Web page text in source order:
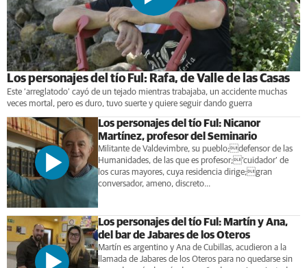
Los personajes del tío Ful: Rafa, de Valle de las Casas
Este ‘arreglatodo’ cayó de un tejado mientras trabajaba, un accidente muchas
veces mortal, pero es duro, tuvo suerte y quiere seguir dando guerra
Los personajes del tío Ful: Nicanor
Martínez, profesor del Seminario
Militante de Valdevimbre, su pueblo;defensor de las
Humanidades, de las que es profesor;‘cuidador’ de
los curas mayores, cuya residencia dirige;gran
conversador, ameno, discreto...
Los personajes del tío Ful: Martín y Ana,
del bar de Jabares de los Oteros
Martín es argentino y Ana de Cubillas, acudieron a la
llamada de Jabares de los Oteros para no quedarse sin